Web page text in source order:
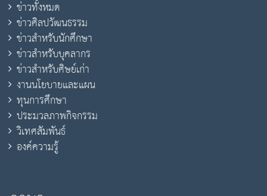
ข่าวทั้งหมด
ข่าวศิลปวัฒนธรรม
ข่าวสำหรับนักศึกษา
ข่าวสำหรับบุคลากร
ข่าวสำหรับศิษย์เก่า
งานนโยบายและแผน
ทุนการศึกษา
ประมวลภาพกิจกรรม
วิเทศสัมพันธ์
องค์ความรู้